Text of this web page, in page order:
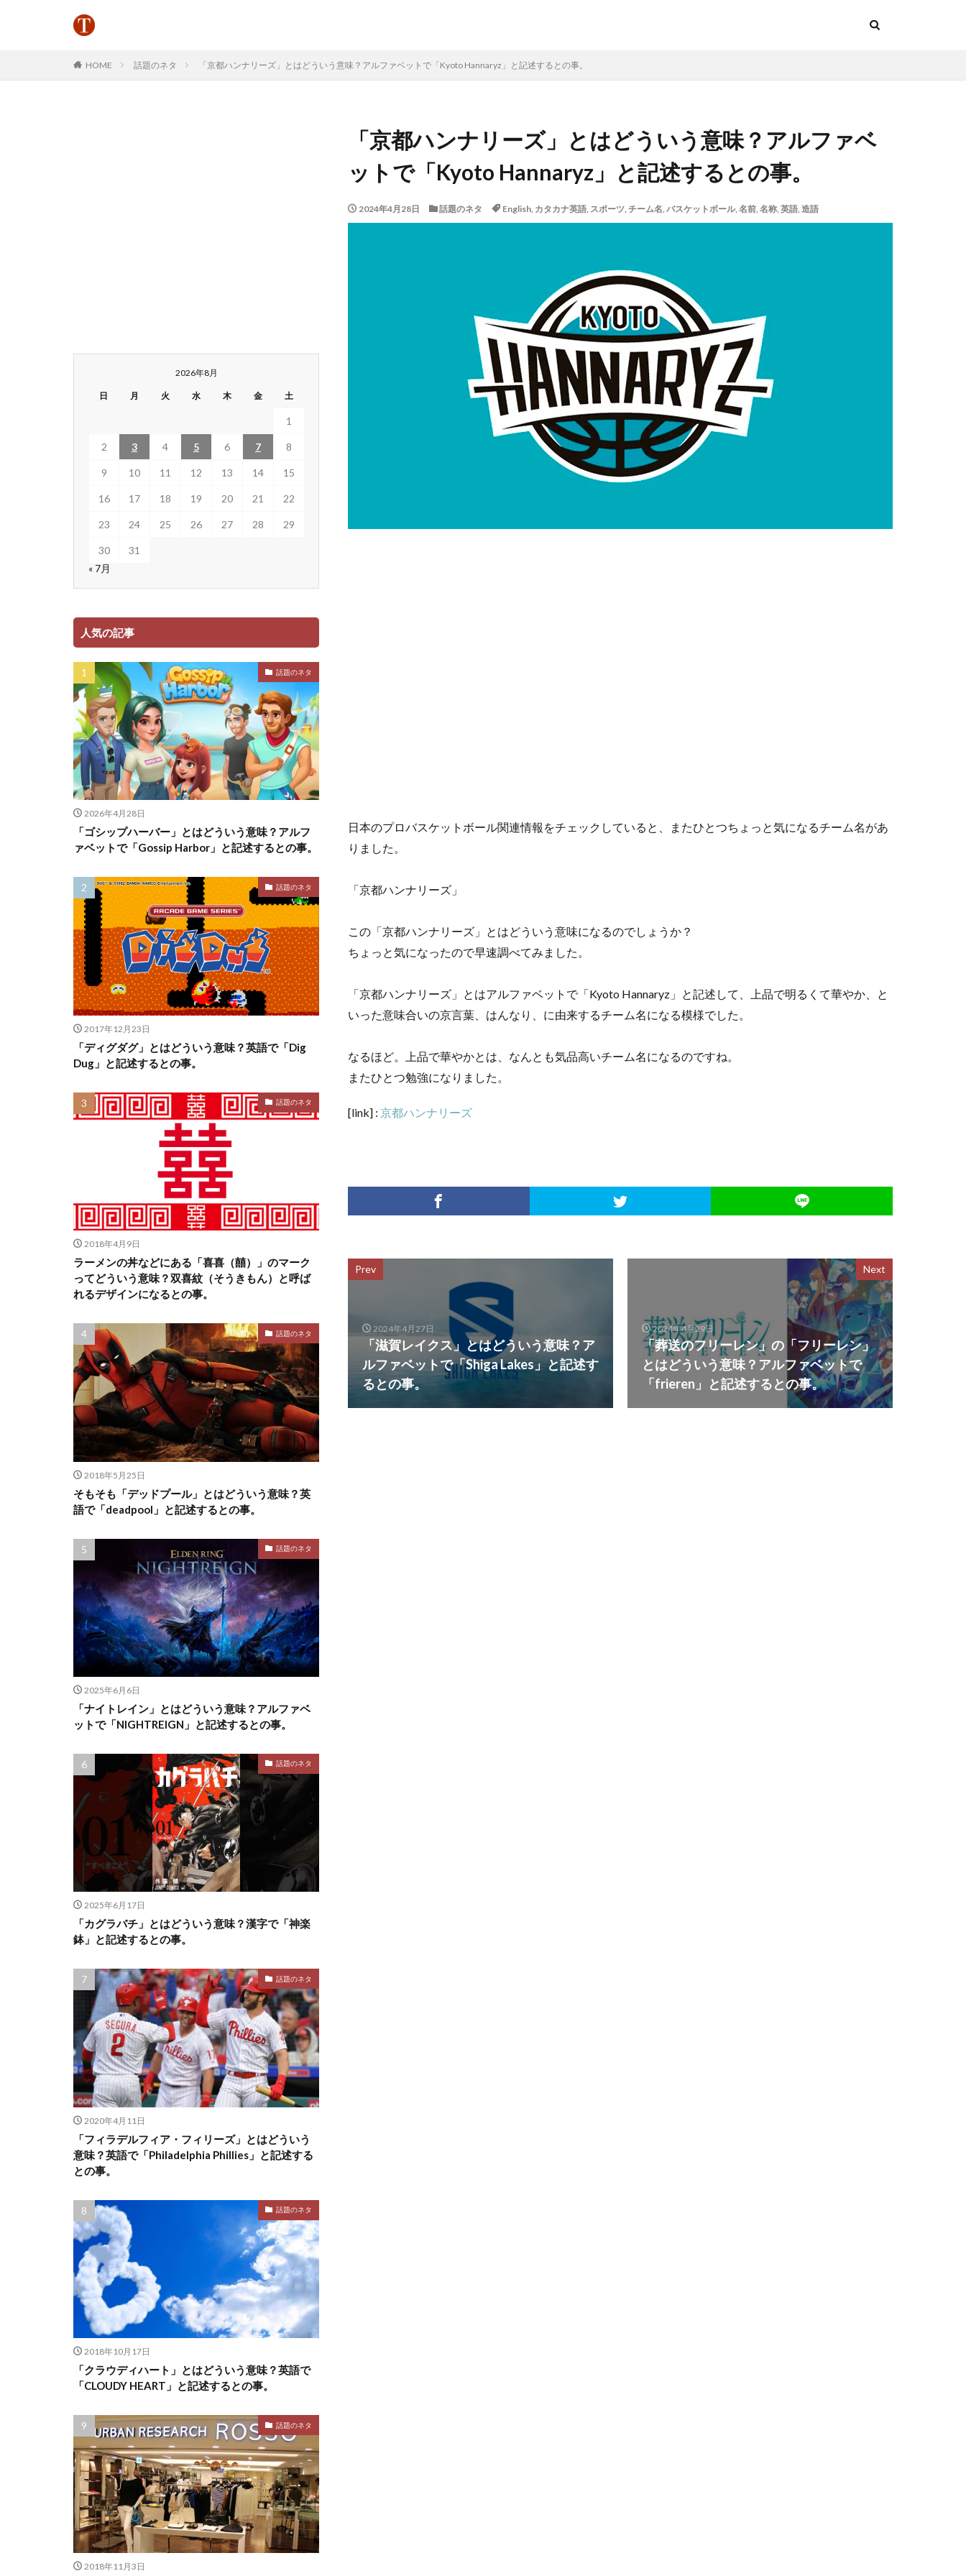
HOME 話題のネタ 「京都ハンナリーズ」とはどういう意味？アルファベットで「Kyoto Hannaryz」と記述するとの事。
「京都ハンナリーズ」とはどういう意味？アルファベ
ットで「Kyoto Hannaryz」と記述するとの事。
2024年4月28日 話題のネタ English, カタカナ英語, スポーツ, チーム名, バスケットボール, 名前, 名称, 英語, 造語
日本のプロバスケットボール関連情報をチェックしていると、またひとつちょっと気になるチーム名があ
りました。
「京都ハンナリーズ」
この「京都ハンナリーズ」とはどういう意味になるのでしょうか？
ちょっと気になったので早速調べてみました。
「京都ハンナリーズ」とはアルファベットで「Kyoto Hannaryz」と記述して、上品で明るくて華やか、と
いった意味合いの京言葉、はんなり、に由来するチーム名になる模様でした。
なるほど。上品で華やかとは、なんとも気品高いチーム名になるのですね。
またひとつ勉強になりました。
[link] : 京都ハンナリーズ
Prev
2024年4月27日
「滋賀レイクス」とはどういう意味？ア
ルファベットで「Shiga Lakes」と記述す
るとの事。
Next
2024年4月29日
「葬送のフリーレン」の「フリーレン」
とはどういう意味？アルファベットで
「frieren」と記述するとの事。
2026年8月
日 月 火 水 木 金 土
1
2 3 4 5 6 7 8
9 10 11 12 13 14 15
16 17 18 19 20 21 22
23 24 25 26 27 28 29
30
31
« 7月
人気の記事
話題のネタ
2026年4月28日
「ゴシップハーバー」とはどういう意味？アルフ
ァベットで「Gossip Harbor」と記述するとの事。
話題のネタ
2017年12月23日
「ディグダグ」とはどういう意味？英語で「Dig
Dug」と記述するとの事。
話題のネタ
2018年4月9日
ラーメンの丼などにある「喜喜（囍）」のマーク
ってどういう意味？双喜紋（そうきもん）と呼ば
れるデザインになるとの事。
話題のネタ
2018年5月25日
そもそも「デッドプール」とはどういう意味？英
語で「deadpool」と記述するとの事。
話題のネタ
2025年6月6日
「ナイトレイン」とはどういう意味？アルファベ
ットで「NIGHTREIGN」と記述するとの事。
話題のネタ
2025年6月17日
「カグラバチ」とはどういう意味？漢字で「神楽
鉢」と記述するとの事。
話題のネタ
2020年4月11日
「フィラデルフィア・フィリーズ」とはどういう
意味？英語で「Philadelphia Phillies」と記述する
との事。
話題のネタ
2018年10月17日
「クラウディハート」とはどういう意味？英語で
「CLOUDY HEART」と記述するとの事。
話題のネタ
2018年11月3日